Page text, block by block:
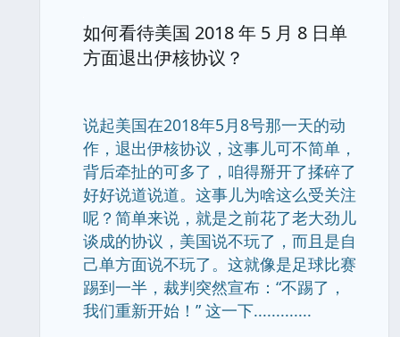
如何看待美国 2018 年 5 月 8 日单
方面退出伊核协议？
说起美国在2018年5月8号那一天的动
作，退出伊核协议，这事儿可不简单，
背后牵扯的可多了，咱得掰开了揉碎了
好好说道说道。这事儿为啥这么受关注
呢？简单来说，就是之前花了老大劲儿
谈成的协议，美国说不玩了，而且是自
己单方面说不玩了。这就像是足球比赛
踢到一半，裁判突然宣布：“不踢了，
我们重新开始！” 这一下.............